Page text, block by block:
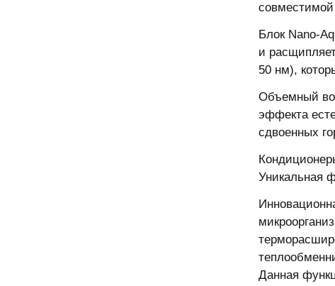
Блок Nano-
и
50 нм),
Объемный
эффекта
сдвоенных
Уникальная
Данная